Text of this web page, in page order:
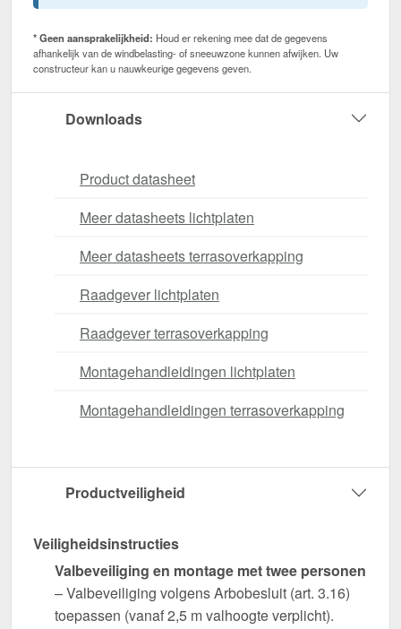
* Geen aansprakelijkheid: Houd er rekening mee dat de gegevens
afhankelijk van de windbelasting- of sneeuwzone kunnen afwijken. Uw
constructeur kan u nauwkeurige gegevens geven.
Downloads
Product datasheet
Meer datasheets lichtplaten
Meer datasheets terrasoverkapping
Raadgever lichtplaten
Raadgever terrasoverkapping
Montagehandleidingen lichtplaten
Montagehandleidingen terrasoverkapping
Productveiligheid
Veiligheidsinstructies
Valbeveiliging en montage met twee personen
– Valbeveiliging volgens Arbobesluit (art. 3.16)
toepassen (vanaf 2,5 m valhoogte verplicht).